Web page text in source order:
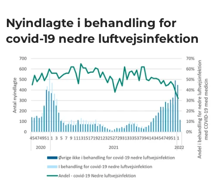
Nyindlagte i behandling for
covid-19 nedre luftvejsinfektion